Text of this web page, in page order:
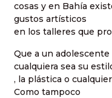
cosas y en Bahía
gustos artísticos
en los talleres que
Que a un
cualquiera sea su
, la plástica o
Como tampoco